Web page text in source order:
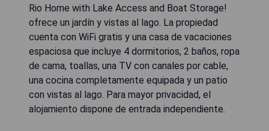
Rio Home with Lake Access and Boat Storage!
ofrece un jardín y vistas al lago. La propiedad
cuenta con WiFi gratis y una casa de vacaciones
espaciosa que incluye 4 dormitorios, 2 baños, ropa
de cama, toallas, una TV con canales por cable,
una cocina completamente equipada y un patio
con vistas al lago. Para mayor privacidad, el
alojamiento dispone de entrada independiente.